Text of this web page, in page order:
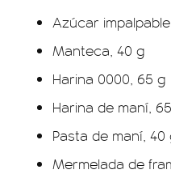
Azúcar
Manteca, 40 g
Harina 0000, 65 g
Harina de maní,
Pasta de maní, 40
Mermelada de